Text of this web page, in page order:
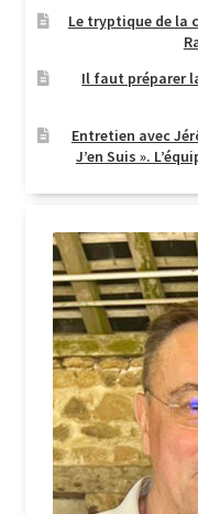
Le tryptique de la
Il faut préparer
Entretien avec
J’en Suis ».